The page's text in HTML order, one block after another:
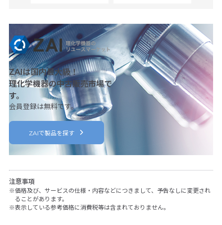
ZAIは国内最大級！
理化学機器の中古販売市場で
す。
会員登録は無料です。
ZAIで製品を探す
注意事項
価格及び、サービスの仕様・内容などにつきまして、予告なしに変更され
ることがあります。
表示している参考価格に消費税等は含まれておりません。